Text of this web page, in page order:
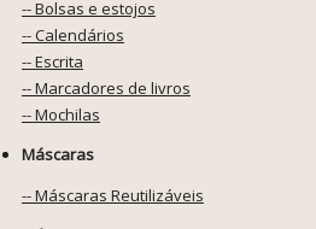
-- Bolsas e estojos
-- Calendários
-- Escrita
-- Marcadores de livros
-- Mochilas
Máscaras
-- Máscaras Reutilizáveis